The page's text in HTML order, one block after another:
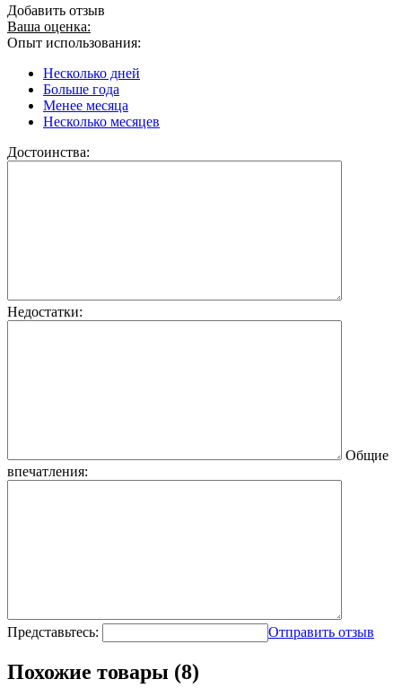
Добавить отзыв
Ваша оценка:
Опыт использования:
Несколько дней
Больше года
Менее месяца
Несколько месяцев
Достоинства:
Недостатки:
Общие
впечатления:
Представьтесь: Отправить отзыв
Похожие товары (8)